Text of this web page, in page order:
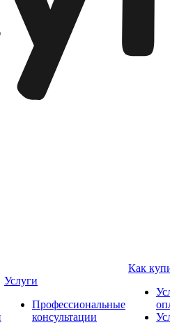
Услуги
Профессиональные
консультации
Как